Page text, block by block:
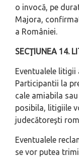
o invocă, pe
Majora,
a României.
SECŢIUNEA 14.
Eventualele
Participantii la
cale amiabila
posibila, litigiile
judecătoreşti
Eventualele
se vor putea